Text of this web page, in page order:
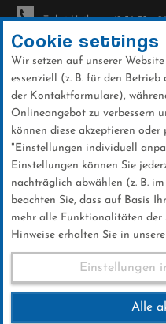
Direkt
zum
Inhalt
Ticket-Hotline: +49 56 32 -
Galerien
Team Sprint
Cookie settings
Wir setzen auf unserer
essenziell (z. B. für den
der Kontaktformulare),
Onlineangebot zu verbessern
können diese akzeptieren
"Einstellungen individuell
Einstellungen können Sie
nachträglich abwählen (z. B.
beachten Sie, dass auf Basis
mehr alle Funktionalitäten der
Hinweise erhalten Sie in
Einstellungen
Alle